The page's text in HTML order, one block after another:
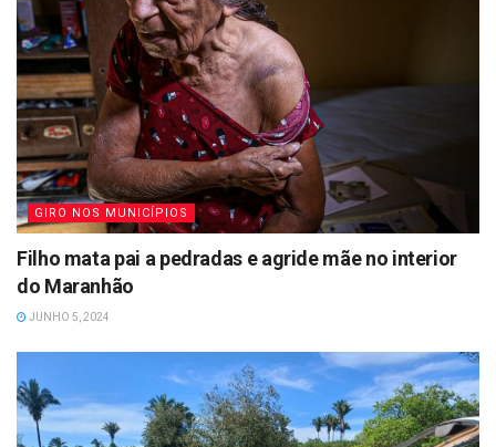
GIRO NOS MUNICÍPIOS
Filho mata pai a pedradas e agride mãe no interior
do Maranhão
JUNHO 5, 2024